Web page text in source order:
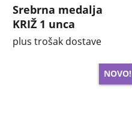
Srebrna medalja
KRIŽ 1 unca
plus trošak dostave
NOVO!